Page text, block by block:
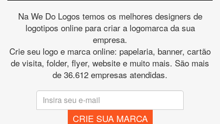
Na We Do Logos temos os melhores designers de
logotipos online para criar a logomarca da sua
empresa.
Crie seu logo e marca online: papelaria, banner, cartão
de visita, folder, flyer, website e muito mais. São mais
de 36.612 empresas atendidas.
CRIE SUA MARCA